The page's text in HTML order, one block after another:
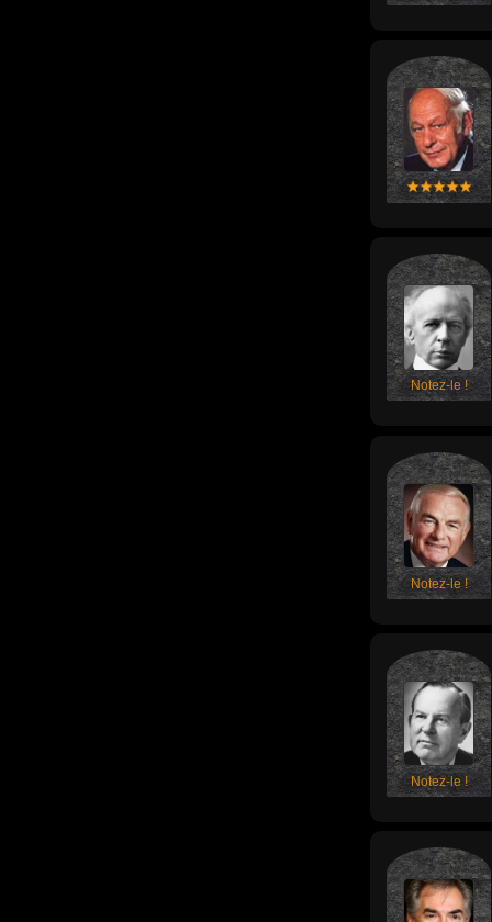
Notez-le !
Notez-le !
Notez-le !